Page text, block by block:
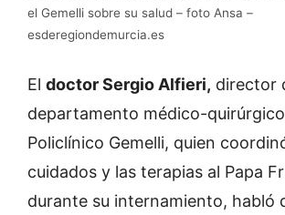
el Gemelli sobre su salud – foto Ansa –
esderegiondemurcia.es
El doctor Sergio Alfieri, director
departamento médico-
Policlínico Gemelli, quien
cuidados y las terapias al Papa
durante su internamiento, habló